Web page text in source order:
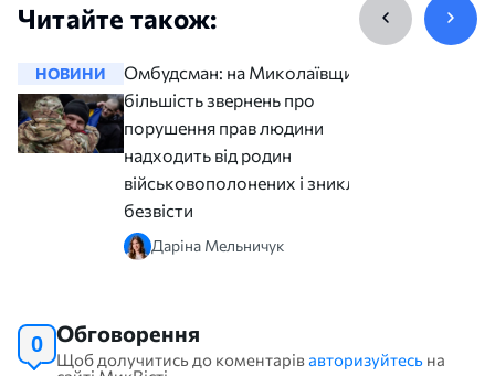
Читайте також:
НОВИНИ
Омбудсман: на Миколаївщині
більшість звернень про
порушення прав людини
надходить від родин
військовополонених і зниклих
безвісти
Даріна Мельничук
0 Обговорення
Щоб долучитись до коментарівавторизуйтесь на